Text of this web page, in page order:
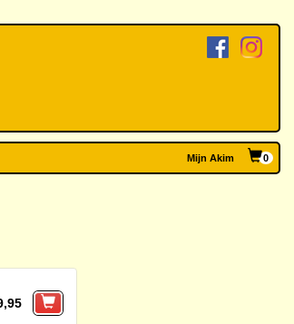
Mijn Akim 0